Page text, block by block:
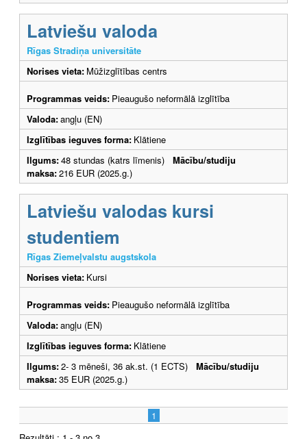
Latviešu valoda
Rīgas Stradiņa universitāte
Norises vieta: Mūžizglītības centrs
Programmas veids: Pieaugušo neformālā izglītība
Valoda:angļu (EN)
Izglītības ieguves forma: Klātiene
Ilgums:48 stundas (katrs līmenis) Mācību/studiju
maksa:216 EUR (2025.g.)
Latviešu valodas kursi
studentiem
Rīgas Ziemeļvalstu augstskola
Norises vieta: Kursi
Programmas veids: Pieaugušo neformālā izglītība
Valoda:angļu (EN)
Izglītības ieguves forma: Klātiene
Ilgums:2- 3 mēneši, 36 ak.st. (1 ECTS) Mācību/studiju
maksa:35 EUR (2025.g.)
1